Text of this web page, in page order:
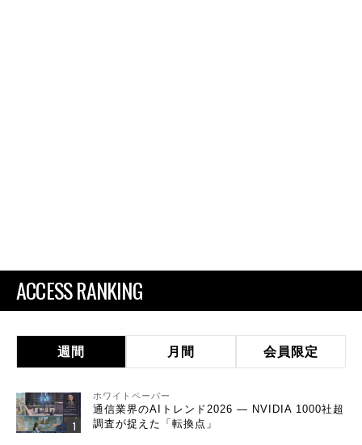
ACCESS RANKING
週間 月間 会員限定
ホワイトペーパー
通信業界のAIトレンド2026 ― NVIDIA 1000社超
調査が捉えた「転換点」